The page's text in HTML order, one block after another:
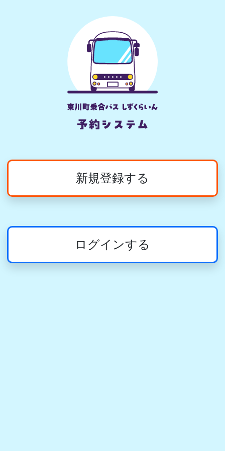
新規登録する
ログインする